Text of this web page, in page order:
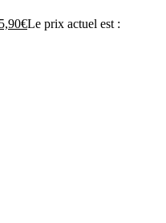
€Le prix actuel est :